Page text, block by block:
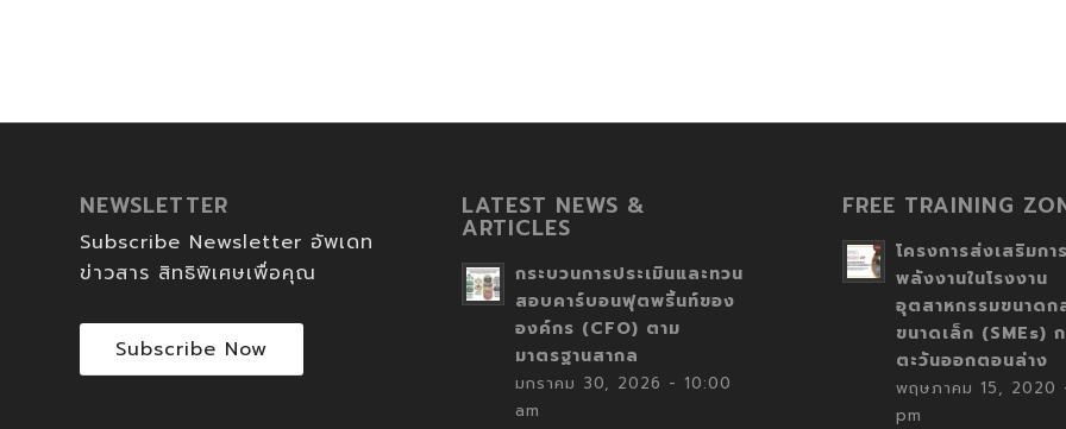
NEWSLETTER
Subscribe Newsletter อัพเดท
ข่าวสาร สิทธิพิเศษเพื่อคุณ
Subscribe Now
LATEST NEWS &
ARTICLES
กระบวนการประเมินและทวน
สอบคาร์บอนฟุตพริ้นท์ของ
องค์กร (CFO) ตาม
มาตรฐานสากล
มกราคม 30, 2026 - 10:00
am
FREE TRAINING
โครงการส่งเสริมก
พลังงานในโรงงาน
อุตสาหกรรมขนาดก
ขนาดเล็ก (SMEs)
ตะวันออกตอนล่าง
พฤษภาคม 15, 2020
pm